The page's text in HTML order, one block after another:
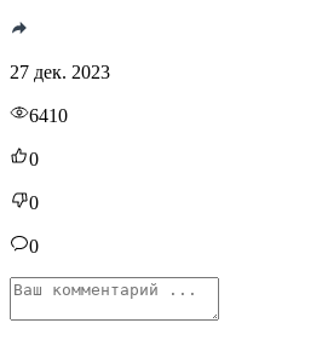
27 дек. 2023
6410
0
0
0